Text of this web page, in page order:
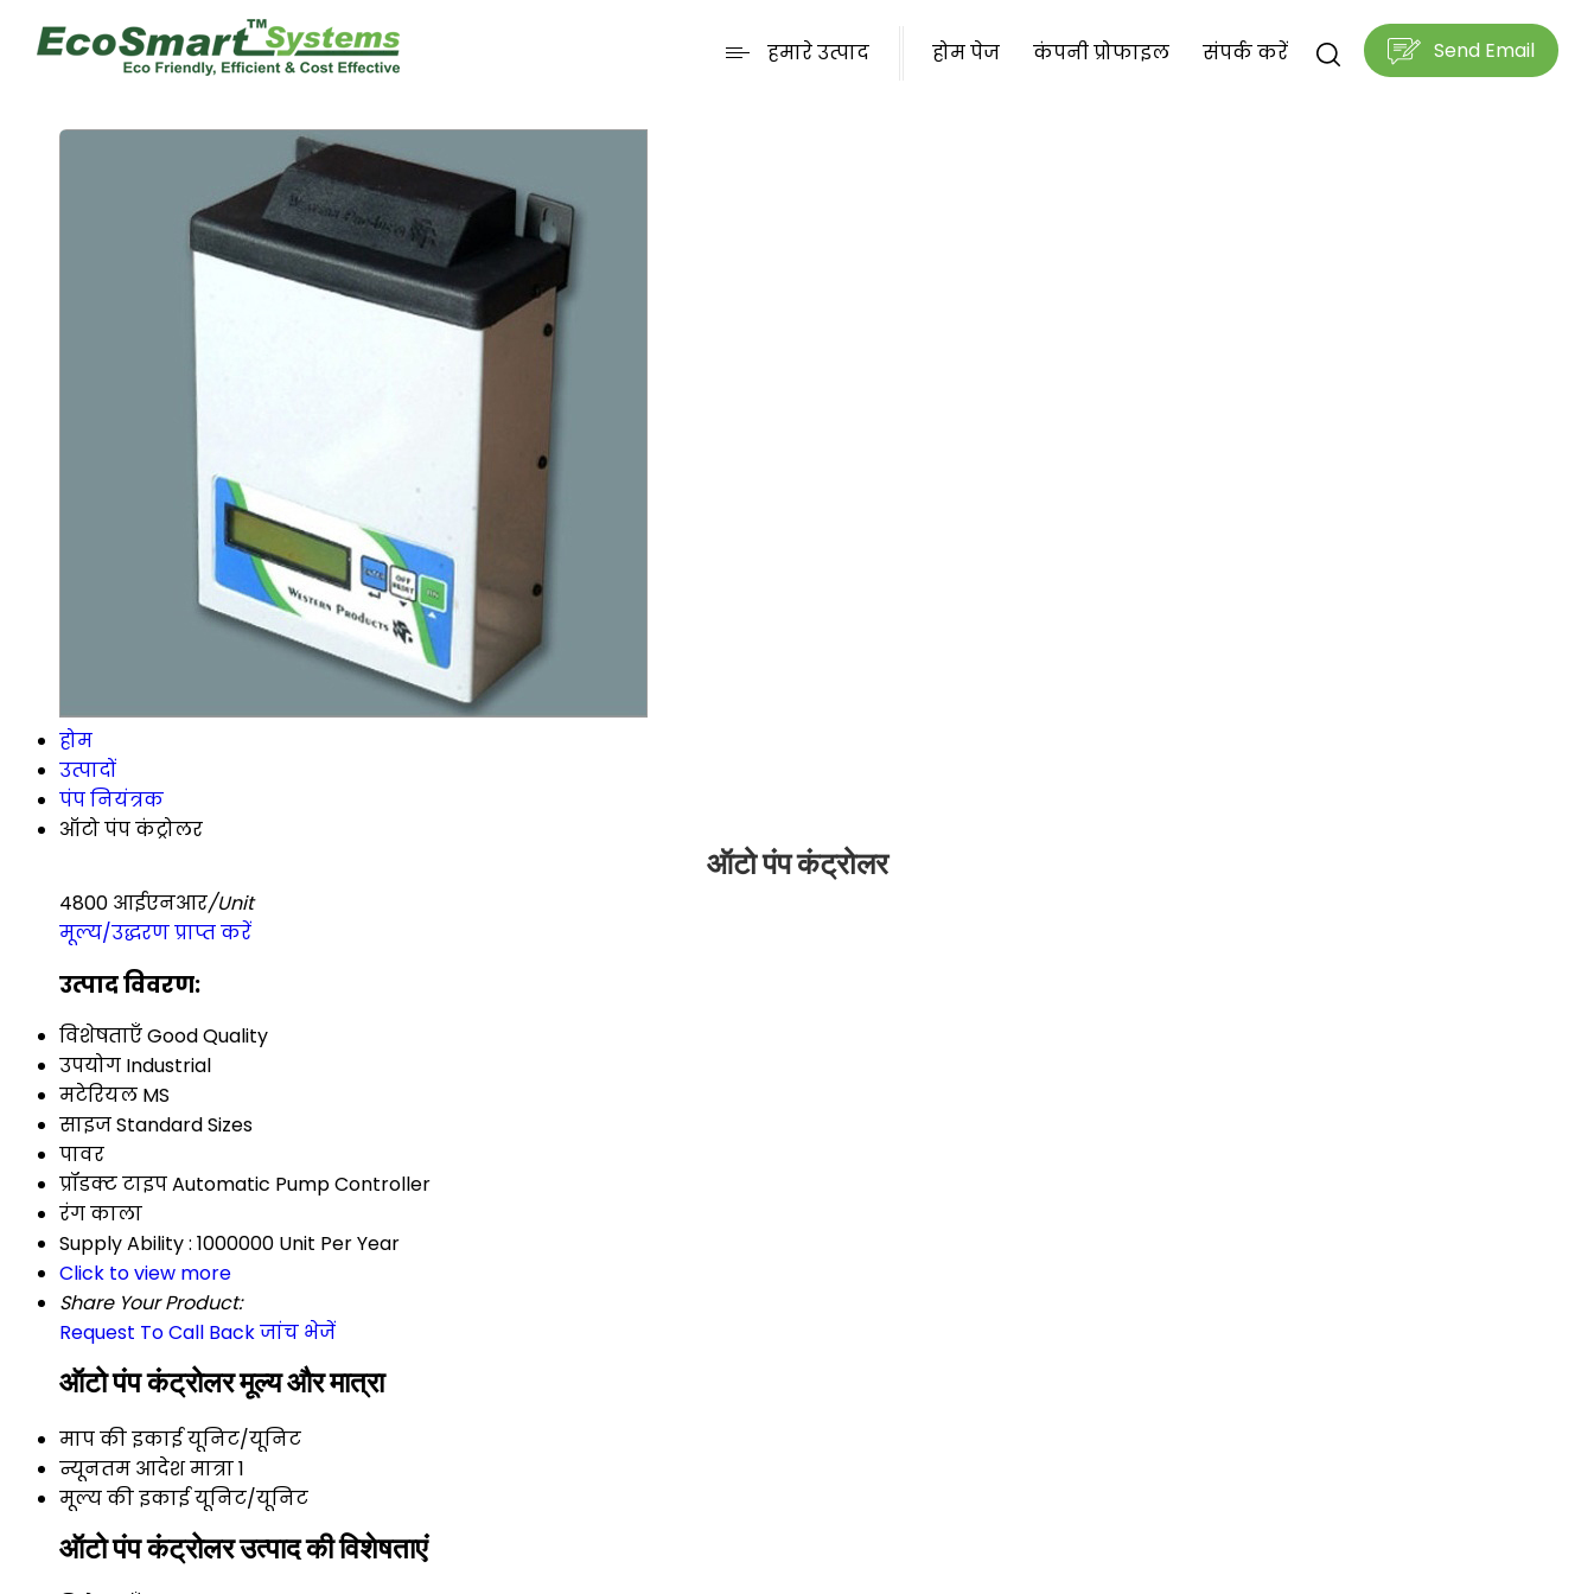
हमारे उत्पाद होम पेज कंपनी प्रोफाइल संपर्क करें Send Email
होम
उत्पादों
पंप नियंत्रक
ऑटो पंप कंट्रोलर
ऑटो पंप कंट्रोलर
4800 आईएनआर/Unit
मूल्य/उद्धरण प्राप्त करें
उत्पाद विवरण:
विशेषताएँGood Quality
उपयोग Industrial
मटेरियल MS
साइजStandard Sizes
पावर
प्रॉडक्ट टाइपAutomatic Pump Controller
रंगकाला
Supply Ability : 1000000 Unit Per Year
Click to view more
Share Your Product:
Request To Call Backजांच भेजें
ऑटो पंप कंट्रोलर मूल्य और मात्रा
माप की इकाईयूनिट/यूनिट
न्यूनतम आदेश मात्रा1
मूल्य की इकाईयूनिट/यूनिट
ऑटो पंप कंट्रोलर उत्पाद की विशेषताएं